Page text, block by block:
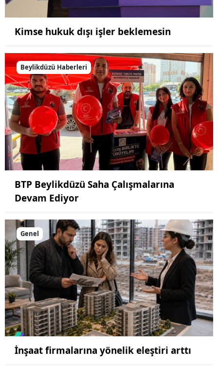
Kimse hukuk dışı işler beklemesin
Beylikdüzü Haberleri
BTP Beylikdüzü Saha Çalışmalarına
Devam Ediyor
Genel
İnşaat firmalarına yönelik eleştiri arttı